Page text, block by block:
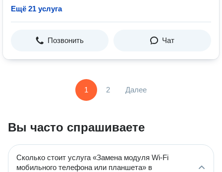
Ещё 21 услуга
Позвонить Чат
1 2 Далее
Вы часто спрашиваете
Сколько стоит услуга «Замена модуля Wi-Fi
мобильного телефона или планшета» в